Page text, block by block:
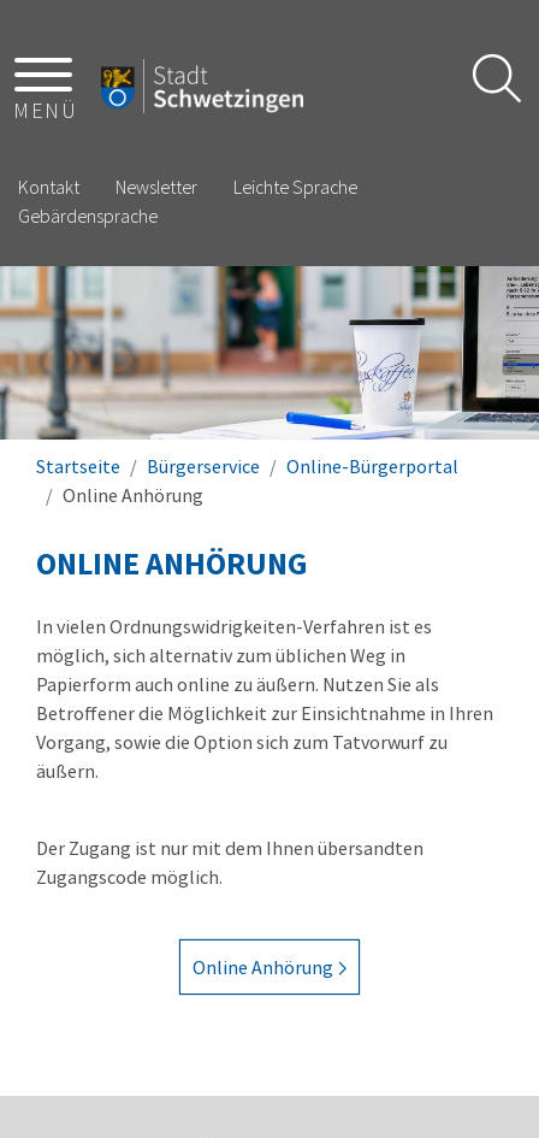
MENÜ
Kontakt Newsletter
Leichte Sprache
Gebärdensprache
Startseite Bürgerservice
Online-Bürgerportal
Online Anhörung
ONLINE ANHÖRUNG
In vielen Ordnungswidrigkeiten-Verfahren ist es
möglich, sich alternativ zum üblichen Weg in
Papierform auch online zu äußern. Nutzen Sie als
Betroffener die Möglichkeit zur Einsichtnahme in Ihren
Vorgang, sowie die Option sich zum Tatvorwurf zu
äußern.
Der Zugang ist nur mit dem Ihnen übersandten
Zugangscode möglich.
Online Anhörung